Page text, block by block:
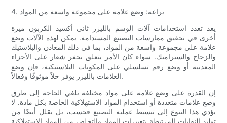
4. براعة: وضع علامة على مجموعة واسعة من المواد
يعد تعدد استخدامات آلات الوسم بالليزر ثاني أكسيد الكربون ميزة
أخرى في تحقيق ممارسات التصنيع المستدامة. يمكن لهذه الآلات وضع
علامة على مجموعة واسعة من المواد، بما في ذلك المعادن والبلاستيك
والزجاج والسيراميك. سواء كان الأمر يتعلق بحفر شعار على الأجزاء
المعدنية أو وضع رقم تسلسلي على المكونات البلاستيكية، فإن وضع
العلامات بالليزر يوفر حلاً موثوقًا وفعالاً.
إن القدرة على وضع علامة على مواد مختلفة تلغي الحاجة إلى طرق
وضع علامات متعددة أو استخدام المواد الاستهلاكية الخاصة بكل مادة. لا
يؤدي هذا التنوع إلى تبسيط عملية التصنيع فحسب، بل يقلل أيضًا من